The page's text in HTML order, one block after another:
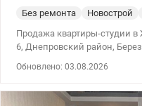
Без ремонта Новострой
Продажа квартиры-студии
6, Днепровский район,
После строителей.
Обновлено: 03.08.2026